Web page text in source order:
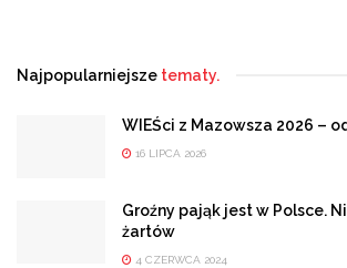
Najpopularniejsze tematy.
WIEŚci z Mazowsza 2026 –
16 LIPCA 2026
Groźny pająk jest w Polsce.
żartów
4 CZERWCA 2024